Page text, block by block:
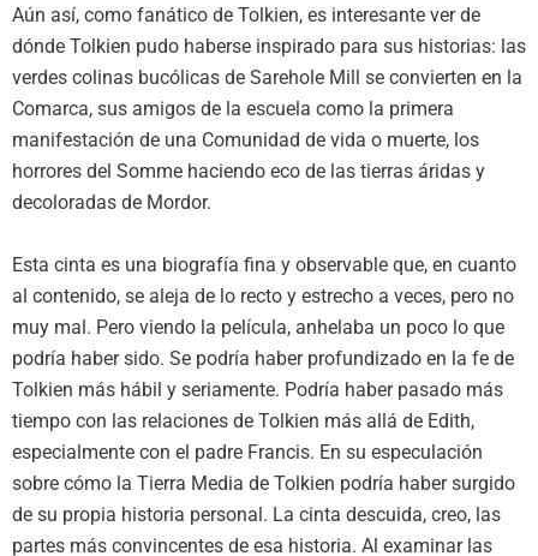
Aún así, como fanático de Tolkien, es interesante ver de
dónde Tolkien pudo haberse inspirado para sus historias: las
verdes colinas bucólicas de Sarehole Mill se convierten en la
Comarca, sus amigos de la escuela como la primera
manifestación de una Comunidad de vida o muerte, los
horrores del Somme haciendo eco de las tierras áridas y
decoloradas de Mordor.
Esta cinta es una biografía fina y observable que, en cuanto
al contenido, se aleja de lo recto y estrecho a veces, pero no
muy mal. Pero viendo la película, anhelaba un poco lo que
podría haber sido. Se podría haber profundizado en la fe de
Tolkien más hábil y seriamente. Podría haber pasado más
tiempo con las relaciones de Tolkien más allá de Edith,
especialmente con el padre Francis. En su especulación
sobre cómo la Tierra Media de Tolkien podría haber surgido
de su propia historia personal. La cinta descuida, creo, las
partes más convincentes de esa historia. Al examinar las